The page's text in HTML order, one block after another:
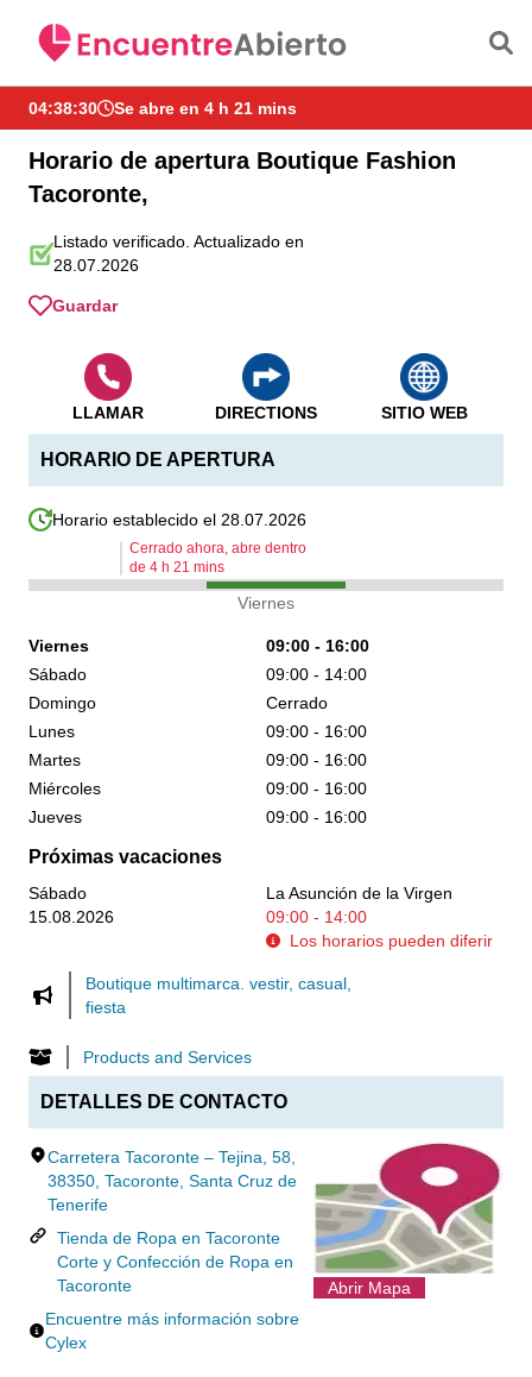
04:38:30 Se abre en 4 h 21 mins
Horario de apertura Boutique Fashion
Tacoronte,
Listado verificado. Actualizado en
28.07.2026
Guardar
HORARIO DE APERTURA
Horario establecido el 28.07.2026
Cerrado ahora, abre dentro
de 4 h 21 mins
Viernes
Viernes
09:00 - 16:00
Sábado
09:00 - 14:00
Domingo
Cerrado
Lunes
09:00 - 16:00
Martes
09:00 - 16:00
Miércoles
09:00 - 16:00
Jueves
09:00 - 16:00
Próximas vacaciones
Sábado
La Asunción de la Virgen
15.08.2026
09:00 - 14:00
Los horarios pueden diferir
Boutique multimarca. vestir, casual,
fiesta
Products and Services
DETALLES DE CONTACTO
Carretera Tacoronte – Tejina, 58,
38350, Tacoronte, Santa Cruz de
Tenerife
Tienda de Ropa en Tacoronte
Corte y Confección de Ropa en
Tacoronte
Encuentre más información sobre
Cylex
Abrir Mapa
LLAMAR DIRECTIONS SITIO WEB